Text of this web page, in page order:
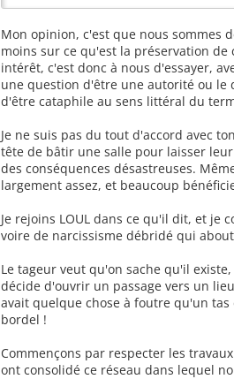
Mon opinion, c'est que nous sommes
moins sur ce qu'est la préservation
intérêt, c'est donc à nous d'essayer,
une question d'être une autorité ou
d'être cataphile au sens littéral du
Je ne suis pas du tout d'accord avec
tête de bâtir une salle pour laisser
des conséquences désastreuses.
largement assez, et beaucoup
Je rejoins LOUL dans ce qu'il dit, et je
voire de narcissisme débridé qui
Le tageur veut qu'on sache qu'il
décide d'ouvrir un passage vers un
avait quelque chose à foutre qu'un
bordel !
Commençons par respecter les
ont consolidé ce réseau dans lequel